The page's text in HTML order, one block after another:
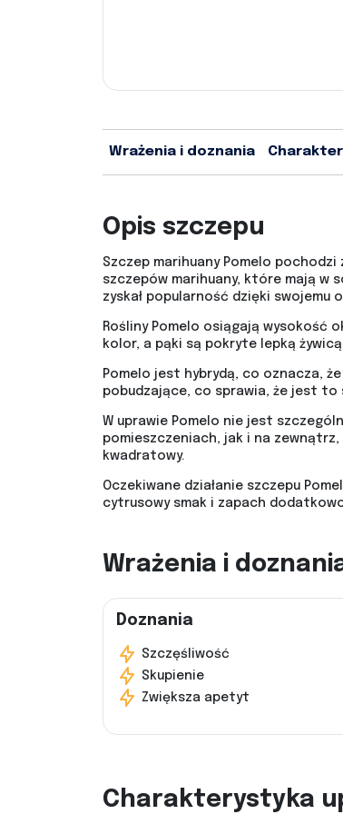
Wrażenia i doznania
Opis szczepu
Szczep marihuany Pomelo
szczepów marihuany, które mają w
zyskał popularność dzięki swojemu
Rośliny Pomelo osiągają wysokość
kolor, a pąki są pokryte lepką
Pomelo jest hybrydą, co oznacza,
pobudzające, co sprawia, że jest to
W uprawie Pomelo nie jest
pomieszczeniach, jak i na zewnątrz,
kwadratowy.
Oczekiwane działanie szczepu
cytrusowy smak i zapach
Wrażenia i
Doznania
Szczęśliwość
Skupienie
Zwiększa apetyt
Charakterystyka